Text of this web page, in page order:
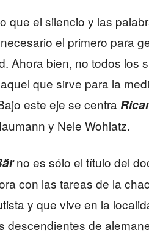
que el silencio y las
el primero para
Ahora bien, no todos los
que sirve para la
este eje se centra
y Nele Wohlatz.
no es sólo el título del
con las tareas de la
y que vive en la
descendientes de